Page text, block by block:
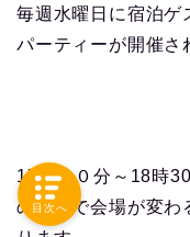
毎週水曜日に宿泊ゲ
パーティーが開催さ
17時３０分～18時
の関係で会場が変わ
目次へ